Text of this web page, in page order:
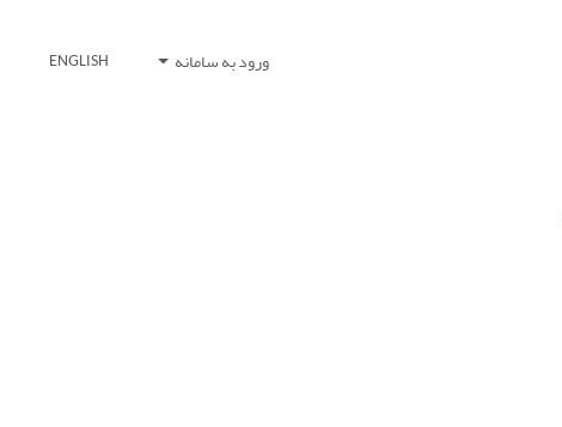
ورود به سامانه ENGLISH